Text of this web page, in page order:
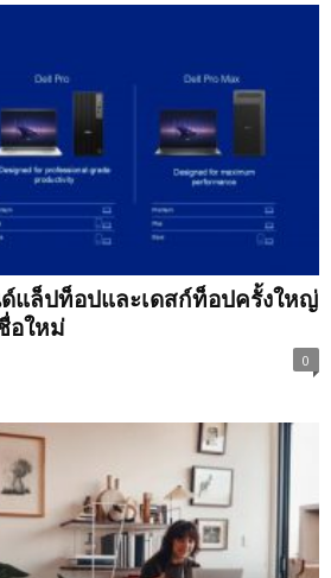
แล็ปท็อปและเดสก์ท็อปครั้งใหญ่
อใหม่
0